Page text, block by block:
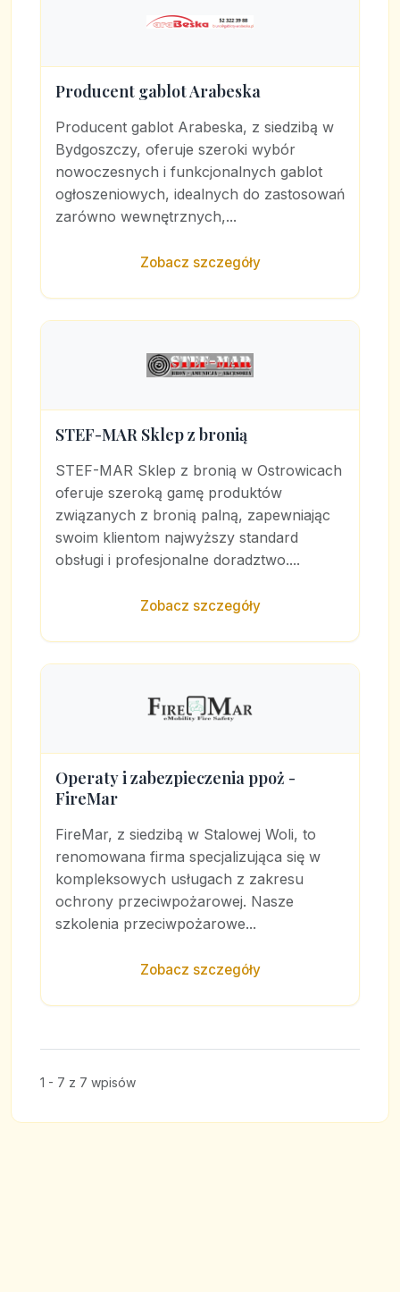
Producent gablot Arabeska
Producent gablot Arabeska, z siedzibą w
Bydgoszczy, oferuje szeroki wybór
nowoczesnych i funkcjonalnych gablot
ogłoszeniowych, idealnych do zastosowań
zarówno wewnętrznych,...
Zobacz szczegóły
STEF-MAR Sklep z bronią
STEF-MAR Sklep z bronią w Ostrowicach
oferuje szeroką gamę produktów
związanych z bronią palną, zapewniając
swoim klientom najwyższy standard
obsługi i profesjonalne doradztwo....
Zobacz szczegóły
Operaty i zabezpieczenia ppoż -
FireMar
FireMar, z siedzibą w Stalowej Woli, to
renomowana firma specjalizująca się w
kompleksowych usługach z zakresu
ochrony przeciwpożarowej. Nasze
szkolenia przeciwpożarowe...
Zobacz szczegóły
1 - 7 z 7 wpisów